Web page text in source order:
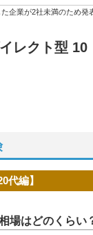
企業が2社未満のため発
レクト型
代編】
場はどのくらい